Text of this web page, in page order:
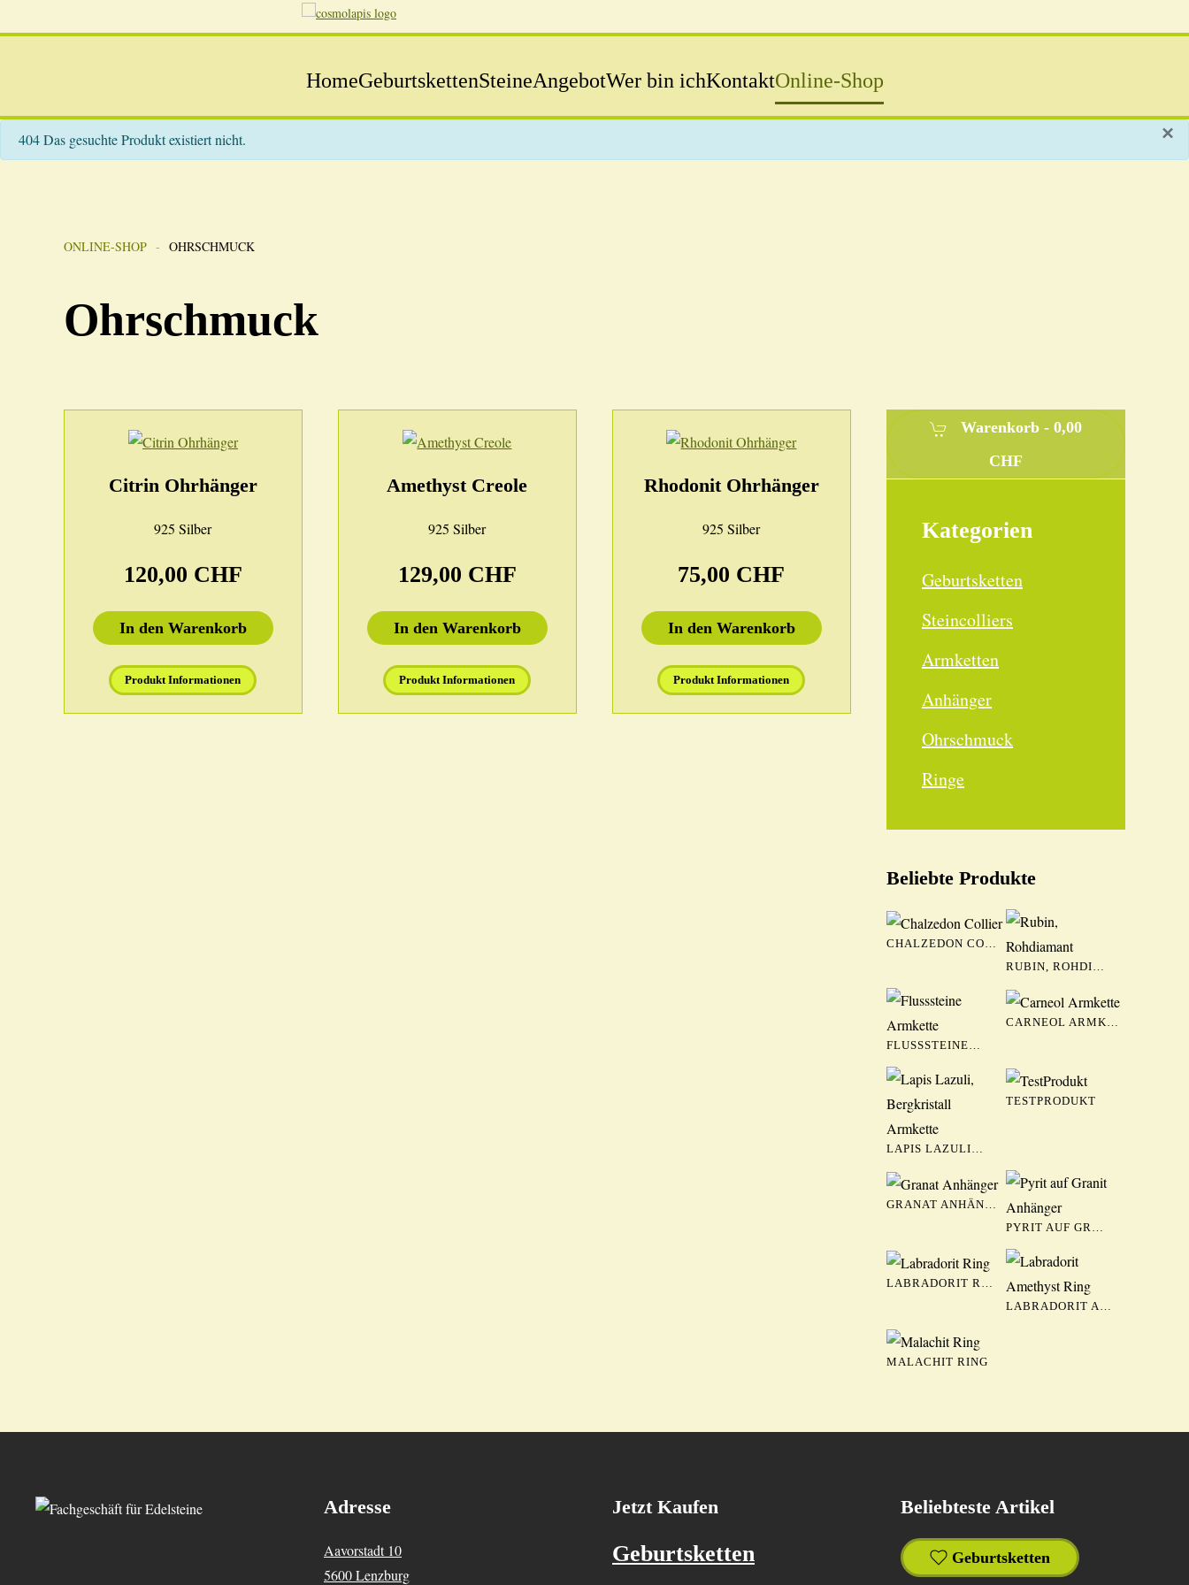
HomeGeburtskettenSteineAngebotWer bin ichKontaktOnline-Shop
×
info
404 Das gesuchte Produkt existiert nicht.
ONLINE-SHOP OHRSCHMUCK
Ohrschmuck
Citrin Ohrhänger
925 Silber
120,00 CHF
In den Warenkorb
Produkt Informationen
Amethyst Creole
925 Silber
129,00 CHF
In den Warenkorb
Produkt Informationen
Rhodonit Ohrhänger
925 Silber
75,00 CHF
In den Warenkorb
Produkt Informationen
Warenkorb - 0,00
CHF
Kategorien
Geburtsketten
Steincolliers
Armketten
Anhänger
Ohrschmuck
Ringe
Beliebte Produkte
CHALZEDON CO…
RUBIN, ROHDI…
FLUSSSTEINE…
CARNEOL ARMK…
LAPIS LAZULI…
TESTPRODUKT
GRANAT ANHÄN…
PYRIT AUF GR…
LABRADORIT R…
LABRADORIT A…
MALACHIT RING
Adresse
Aavorstadt 10
5600 Lenzburg
Jetzt Kaufen
Geburtsketten
Beliebteste Artikel
Geburtsketten